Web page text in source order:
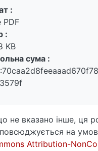
:
PDF
:
KB
сума :
не вказано інше, ця
на
Attribution-